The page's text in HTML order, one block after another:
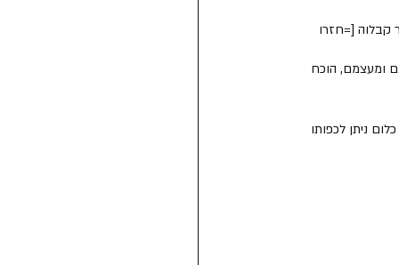
קבלוה [=חזרו
ומעצמם, הוכח
ניתן לכפותו